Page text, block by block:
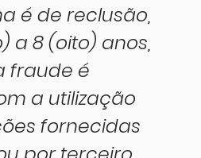
é de reclusão,
a 8 (oito) anos,
fraude é
a utilização
fornecidas